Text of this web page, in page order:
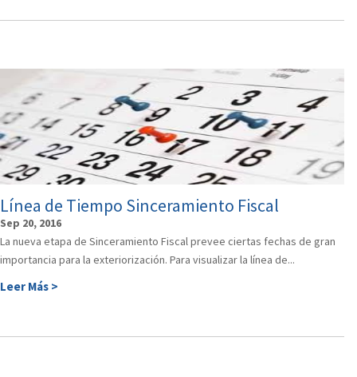
Línea de Tiempo Sinceramiento Fiscal
Sep 20, 2016
La nueva etapa de Sinceramiento Fiscal prevee ciertas fechas de gran
importancia para la exteriorización. Para visualizar la línea de...
Leer Más >